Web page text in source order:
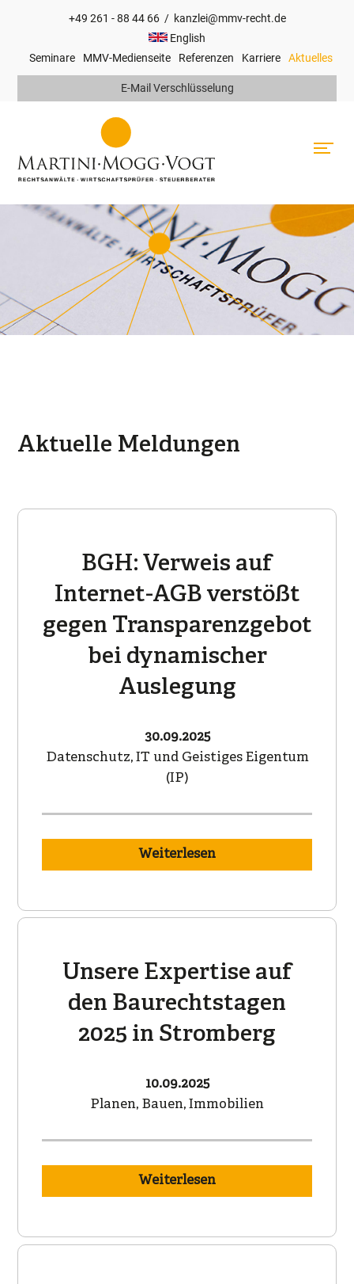
E-Mail Verschlüsselung
+49 261 - 88 44 66/ kanzlei@mmv-recht.de
English
Top
Seminare MMV-Medienseite Referenzen Karriere Aktuelles
Hauptnavigation
Aktuelle Meldungen
BGH: Verweis auf
Internet-AGB verstößt
gegen Transparenzgebot
bei dynamischer
Auslegung
30.09.2025
Datenschutz, IT und Geistiges Eigentum
(IP)
Weiterlesen
Unsere Expertise auf
den Baurechtstagen
2025 in Stromberg
10.09.2025
Planen, Bauen, Immobilien
Weiterlesen